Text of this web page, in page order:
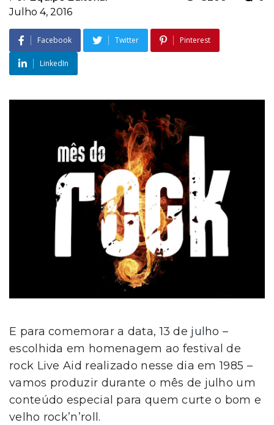
Julho 4, 2016
Facebook Twitter Pinterest
LinkedIn
E para comemorar a data, 13 de julho –
escolhida em homenagem ao festival de
rock Live Aid realizado nesse dia em 1985 –
vamos produzir durante o mês de julho um
conteúdo especial para quem curte o bom e
velho rock’n’roll.